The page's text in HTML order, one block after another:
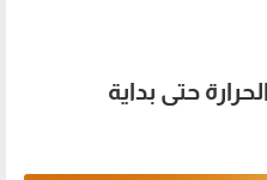
حتى بداية